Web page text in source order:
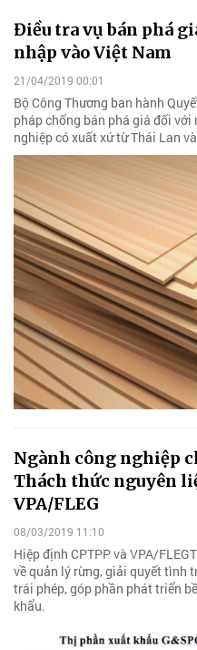
Điều tra vụ bán phá
nhập vào Việt Nam
21/04/2019 00:01
Bộ Công Thương ban hành
pháp chống bán phá giá đối
nghiệp có xuất xứ từ Thái Lan
Ngành công nghiệp
Thách thức nguyên
VPA/FLEG
08/03/2019 11:10
Hiệp định CPTPP và VPA/
về quản lý rừng, giải quyết tình
trái phép, góp phần phát triển
khẩu.